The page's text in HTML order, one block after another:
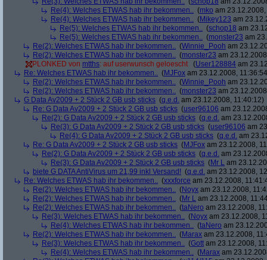
Re(4): Welches ETWAS hab ihr bekommen.. (mko am
Re(4): Welches ETWAS hab ihr bekommen.. (Mikey123 am
Re(5): Welches ETWAS hab ihr bekommen.. (schop18 am
Re(5): Welches ETWAS hab ihr bekommen.. (monster23 am
Re(2): Welches ETWAS hab ihr bekommen.. (Winnie_Pooh am
Re(2): Welches ETWAS hab ihr bekommen.. (monster23 am
PLONKED von mtths: auf userwunsch geloescht (User128884 am
Re: Welches ETWAS hab ihr bekommen.. (MJFox am 23.12.2008,
Re(2): Welches ETWAS hab ihr bekommen.. (Winnie_Pooh am
Re(2): Welches ETWAS hab ihr bekommen.. (monster23 am
G Data Av2009 + 2 Stück 2 GB usb sticks (q.e.d. am 23.12.2008, 11:40:12)
Re: G Data Av2009 + 2 Stück 2 GB usb sticks (user96106 am
Re(2): G Data Av2009 + 2 Stück 2 GB usb sticks (q.e.d. am
Re(3): G Data Av2009 + 2 Stück 2 GB usb sticks (user96106 am
Re(4): G Data Av2009 + 2 Stück 2 GB usb sticks (q.e.d. am
Re: G Data Av2009 + 2 Stück 2 GB usb sticks (MJFox am 23.12.2008,
Re(2): G Data Av2009 + 2 Stück 2 GB usb sticks (q.e.d. am
Re(3): G Data Av2009 + 2 Stück 2 GB usb sticks (Mr L am
biete G DATA AntiVirus um 21,99 inkl Versand! (q.e.d. am 23.12.2008,
Re: Welches ETWAS hab ihr bekommen.. (xxxforce am 23.12.2008,
Re(2): Welches ETWAS hab ihr bekommen.. (Noyx am 23.12.2008,
Re(2): Welches ETWAS hab ihr bekommen.. (Mr L am 23.12.2008,
Re(2): Welches ETWAS hab ihr bekommen.. (taNero am 23.12.2008,
Re(3): Welches ETWAS hab ihr bekommen.. (Noyx am 23.12.2008,
Re(4): Welches ETWAS hab ihr bekommen.. (taNero am
Re(2): Welches ETWAS hab ihr bekommen.. (Marax am 23.12.2008,
Re(3): Welches ETWAS hab ihr bekommen.. (Gott am 23.12.2008,
Re(4): Welches ETWAS hab ihr bekommen.. (Marax am